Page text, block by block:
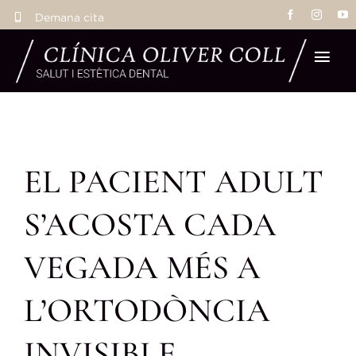
Skip
content
Demana cita
EL PACIENT ADULT
S’ACOSTA CADA
VEGADA MÉS A
L’ORTODÒNCIA